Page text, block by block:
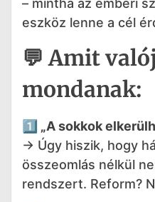
eszköz lenne a cél
💬 Amit
mondanak:
1️⃣ „A sokkok
→ Úgy hiszik, hogy
összeomlás nélkül
rendszert. Reform?